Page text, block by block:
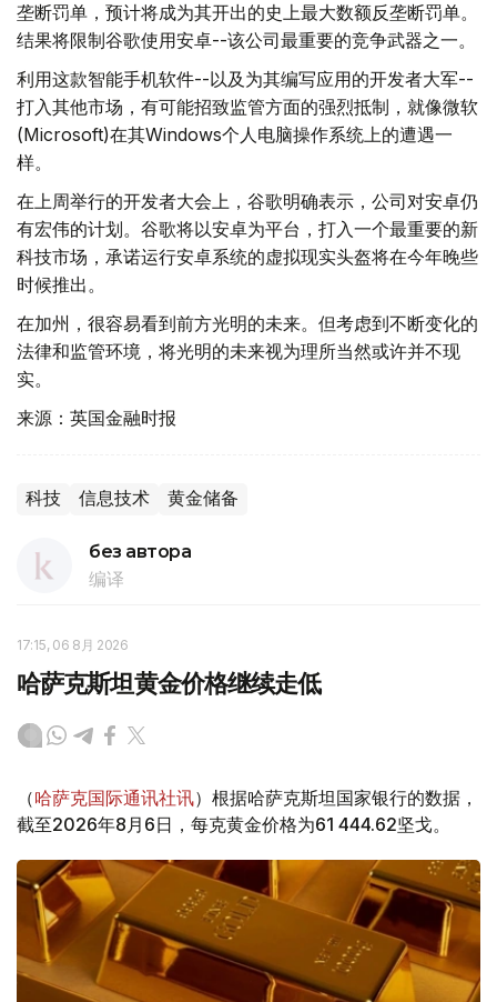
垄断罚单，预计将成为其开出的史上最大数额反垄断罚单。
结果将限制谷歌使用安卓--该公司最重要的竞争武器之一。
利用这款智能手机软件--以及为其编写应用的开发者大军--
打入其他市场，有可能招致监管方面的强烈抵制，就像微软
(Microsoft)在其Windows个人电脑操作系统上的遭遇一
样。
在上周举行的开发者大会上，谷歌明确表示，公司对安卓仍
有宏伟的计划。谷歌将以安卓为平台，打入一个最重要的新
科技市场，承诺运行安卓系统的虚拟现实头盔将在今年晚些
时候推出。
在加州，很容易看到前方光明的未来。但考虑到不断变化的
法律和监管环境，将光明的未来视为理所当然或许并不现
实。
来源：英国金融时报
科技 信息技术 黄金储备
без автора
编译
17:15, 06 8月 2026
哈萨克斯坦黄金价格继续走低
（哈萨克国际通讯社讯）根据哈萨克斯坦国家银行的数据，
截至2026年8月6日，每克黄金价格为61 444.62坚戈。